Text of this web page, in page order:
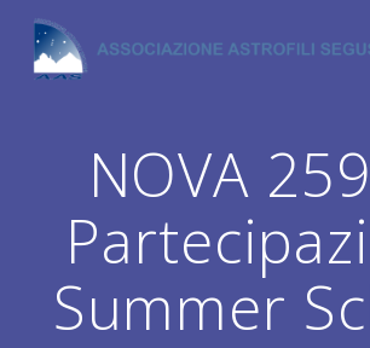
contenuto
NOVA
Summer